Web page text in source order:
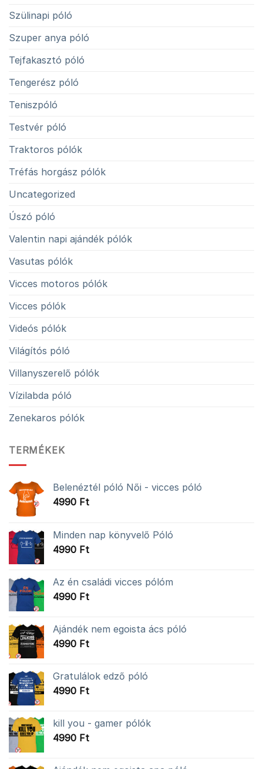
Szülinapi póló
Szuper anya póló
Tejfakasztó póló
Tengerész póló
Teniszpóló
Testvér póló
Traktoros pólók
Tréfás horgász pólók
Uncategorized
Úszó póló
Valentin napi ajándék pólók
Vasutas pólók
Vicces motoros pólók
Vicces pólók
Videós pólók
Világítós póló
Villanyszerelő pólók
Vízilabda póló
Zenekaros pólók
TERMÉKEK
Belenéztél póló Női - vicces póló
4990 Ft
Minden nap könyvelő Póló
4990 Ft
Az én családi vicces pólóm
4990 Ft
Ajándék nem egoista ács póló
4990 Ft
Gratulálok edző póló
4990 Ft
kill you - gamer pólók
4990 Ft